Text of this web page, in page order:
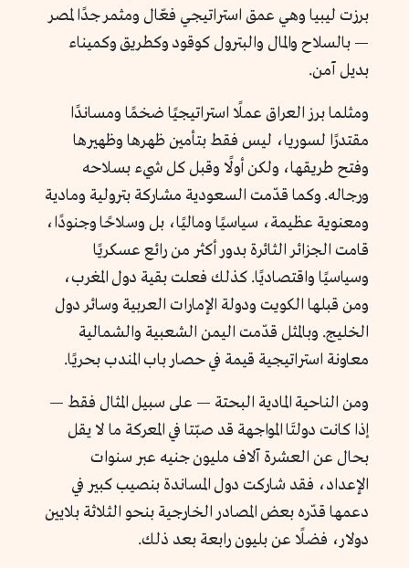
برزت ليبيا وهي عمق استراتيجي فعّال ومثمر جدًا لمصر
— بالسلاح والمال والبترول كوقود وكطريق وكميناء
بديل آمن.
ومثلما برز العراق عملًا استراتيجيًا ضخمًا ومساندًا
مقتدرًا لسوريا، ليس فقط بتأمين ظهرها وظهيرها
وفتح طريقها، ولكن أولًا وقبل كل شيء بسلاحه
ورجاله. وكما قدّمت السعودية مشاركة بترولية ومادية
ومعنوية عظيمة، سياسيًا وماليًا، بل وسلاحًا وجنودًا،
قامت الجزائر الثائرة بدور أكثر من رائع عسكريًا
وسياسيًا واقتصاديًا. كذلك فعلت بقية دول المغرب،
ومن قبلها الكويت ودولة الإمارات العربية وسائر دول
الخليج. وبالمثل قدّمت اليمن الشعبية والشمالية
معاونة استراتيجية قيمة في حصار باب المندب بحريًا.
ومن الناحية المادية البحتة — على سبيل المثال فقط —
إذا كانت دولتَا المواجهة قد صبّتا في المعركة ما لا يقل
بحال عن العشرة آلاف مليون جنيه عبر سنوات
الإعداد، فقد شاركت دول المساندة بنصيب كبير في
دعمها قدّره بعض المصادر الخارجية بنحو الثلاثة بلايين
دولار، فضلًا عن بليون رابعة بعد ذلك.